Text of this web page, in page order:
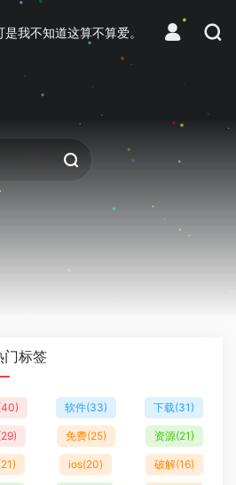
我不知道这算不算爱。
门标签
软件(33) 下载(31)
免费(25) 资源(21)
ios(20) 破解(16)